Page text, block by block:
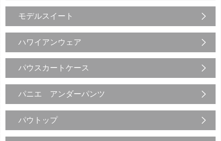
モデルスイート
ハワイアンウェア
パウスカートケース
パニエ アンダーパンツ
パウトップ